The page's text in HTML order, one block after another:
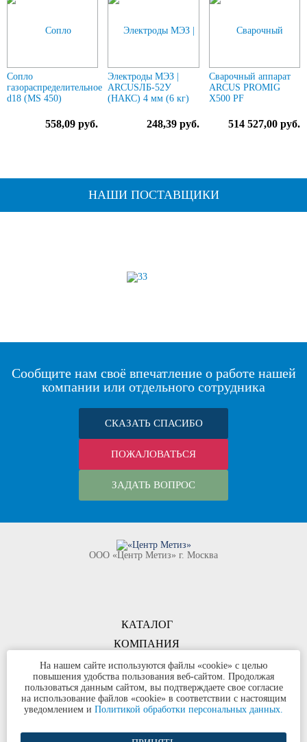
Сопло
газораспределительное
d18 (MS 450)
558,09 руб.
Электроды МЭЗ |
ARCUSЛБ-52У
(НАКС) 4 мм (6 кг)
248,39 руб.
Сварочный аппарат
ARCUS PROMIG
X500 PF
514 527,00 руб.
НАШИ ПОСТАВЩИКИ
Сообщите нам своё впечатление о работе нашей
компании или отдельного сотрудника
СКАЗАТЬ СПАСИБО
ПОЖАЛОВАТЬСЯ
ЗАДАТЬ ВОПРОС
КОМПАНИЯ
ООО «Центр Метиз» г. Москва
КАТАЛОГ
КОНТАКТЫ
©ООО «Центр Метиз» 2000-2026
Все права защищены
Политика конфиденциальности
На нашем сайте используются файлы «cookie» с целью
повышения удобства пользования веб-сайтом. Продолжая
пользоваться данным сайтом, вы подтверждаете свое согласие
на использование файлов «cookie» в соответствии с настоящим
уведомлением и Политикой обработки персональных данных.